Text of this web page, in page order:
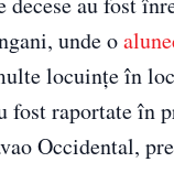
unde o
locuințe în
fost raportate în
Occidental,